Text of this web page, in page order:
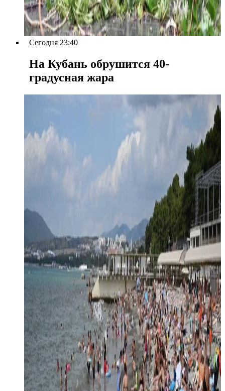
Сегодня 23:40
На Кубань обрушится 40-
градусная жара